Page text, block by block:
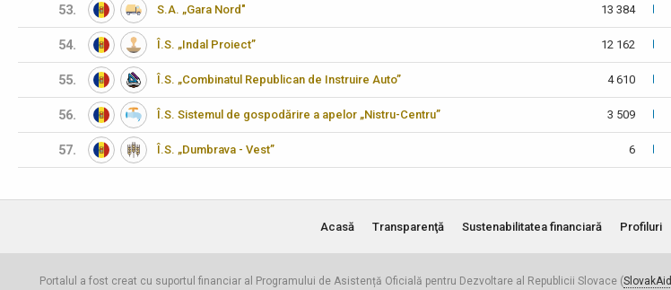
53. S.A. „Gara Nord" 13 384
54. Î.S. „Indal Proiect” 12 162
55. Î.S. „Combinatul Republican de Instruire Auto” 4 610
56. Î.S. Sistemul de gospodărire a apelor „Nistru-Centru” 3 509
57. Î.S. „Dumbrava - Vest” 6
Acasă Transparenţă Sustenabilitatea financiară Profiluri
Portalul a fost creat cu suportul financiar al Programului de Asistență Oficială pentru Dezvoltare al Republicii Slovace (SlovakAid